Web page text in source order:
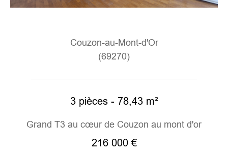
Couzon-au-Mont-d'Or
(69270)
3 pièces - 78,43 m²
Grand T3 au cœur de Couzon au mont d'or
216 000 €